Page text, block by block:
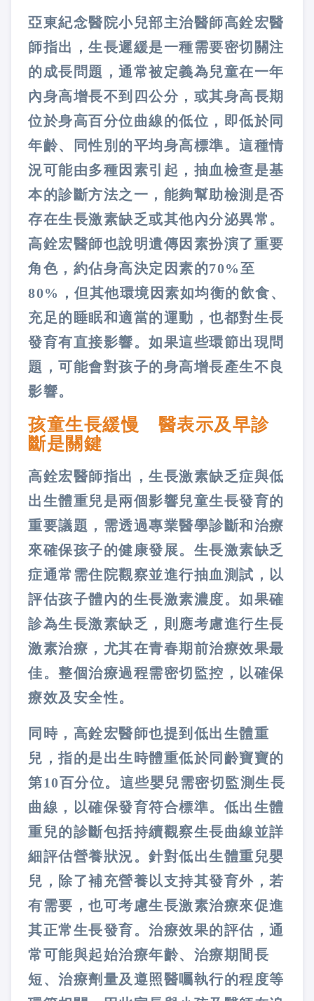
亞東紀念醫院小兒部主治醫師高銓宏醫
師指出，生長遲緩是一種需要密切關注
的成長問題，通常被定義為兒童在一年
內身高增長不到四公分，或其身高長期
位於身高百分位曲線的低位，即低於同
年齡、同性別的平均身高標準。這種情
況可能由多種因素引起，抽血檢查是基
本的診斷方法之一，能夠幫助檢測是否
存在生長激素缺乏或其他內分泌異常。
高銓宏醫師也說明遺傳因素扮演了重要
角色，約佔身高決定因素的70%至
80%，但其他環境因素如均衡的飲食、
充足的睡眠和適當的運動，也都對生長
發育有直接影響。如果這些環節出現問
題，可能會對孩子的身高增長產生不良
影響。
孩童生長緩慢 醫表示及早診
斷是關鍵
高銓宏醫師指出，生長激素缺乏症與低
出生體重兒是兩個影響兒童生長發育的
重要議題，需透過專業醫學診斷和治療
來確保孩子的健康發展。生長激素缺乏
症通常需住院觀察並進行抽血測試，以
評估孩子體內的生長激素濃度。如果確
診為生長激素缺乏，則應考慮進行生長
激素治療，尤其在青春期前治療效果最
佳。整個治療過程需密切監控，以確保
療效及安全性。
同時，高銓宏醫師也提到低出生體重
兒，指的是出生時體重低於同齡寶寶的
第10百分位。這些嬰兒需密切監測生長
曲線，以確保發育符合標準。低出生體
重兒的診斷包括持續觀察生長曲線並詳
細評估營養狀況。針對低出生體重兒嬰
兒，除了補充營養以支持其發育外，若
有需要，也可考慮生長激素治療來促進
其正常生長發育。治療效果的評估，通
常可能與起始治療年齡、治療期間長
短、治療劑量及遵照醫囑執行的程度等